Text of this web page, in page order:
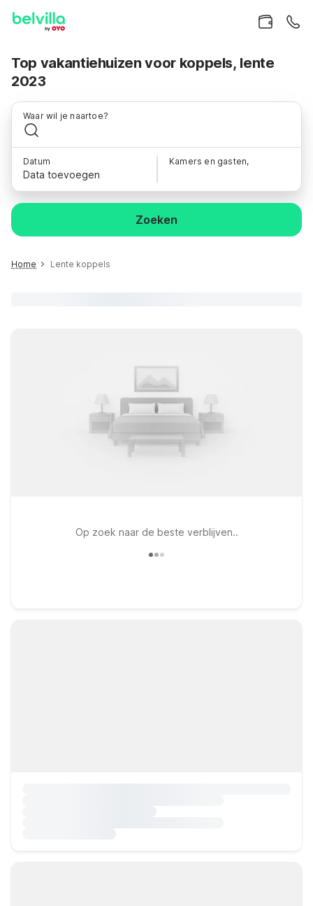
Top vakantiehuizen voor koppels, lente
2023
Waar wil je naartoe?
Datum
Data toevoegen
Kamers en gasten,
Zoeken
Home Lente koppels
Op zoek naar de beste verblijven..